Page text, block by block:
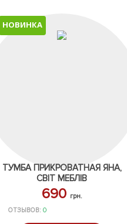
НОВИНКА
ТУМБА ПРИКРОВАТНАЯ ЯНА,
СВІТ МЕБЛІВ
690 грн.
ОТЗЫВОВ: 0